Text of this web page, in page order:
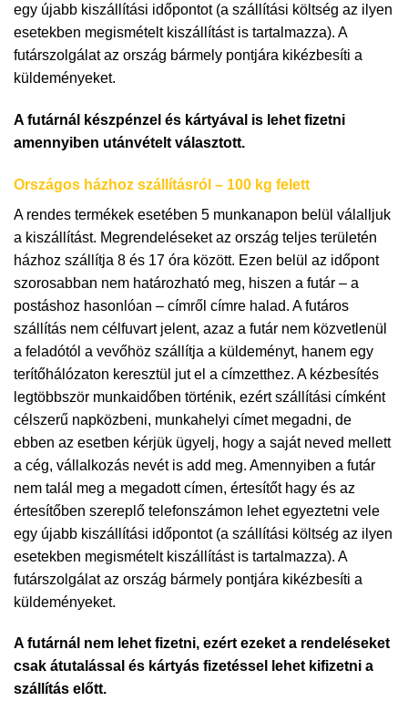
egy újabb kiszállítási időpontot (a szállítási költség az ilyen
esetekben megismételt kiszállítást is tartalmazza). A
futárszolgálat az ország bármely pontjára kikézbesíti a
küldeményeket.
A futárnál készpénzel és kártyával is lehet fizetni
amennyiben utánvételt választott.
Országos házhoz szállításról – 100 kg felett
A rendes termékek esetében 5 munkanapon belül válalljuk
a kiszállítást. Megrendeléseket az ország teljes területén
házhoz szállítja 8 és 17 óra között. Ezen belül az időpont
szorosabban nem határozható meg, hiszen a futár – a
postáshoz hasonlóan – címről címre halad. A futáros
szállítás nem célfuvart jelent, azaz a futár nem közvetlenül
a feladótól a vevőhöz szállítja a küldeményt, hanem egy
terítőhálózaton keresztül jut el a címzetthez. A kézbesítés
legtöbbször munkaidőben történik, ezért szállítási címként
célszerű napközbeni, munkahelyi címet megadni, de
ebben az esetben kérjük ügyelj, hogy a saját neved mellett
a cég, vállalkozás nevét is add meg. Amennyiben a futár
nem talál meg a megadott címen, értesítőt hagy és az
értesítőben szereplő telefonszámon lehet egyeztetni vele
egy újabb kiszállítási időpontot (a szállítási költség az ilyen
esetekben megismételt kiszállítást is tartalmazza). A
futárszolgálat az ország bármely pontjára kikézbesíti a
küldeményeket.
A futárnál nem lehet fizetni, ezért ezeket a rendeléseket
csak átutalással és kártyás fizetéssel lehet kifizetni a
szállítás előtt.